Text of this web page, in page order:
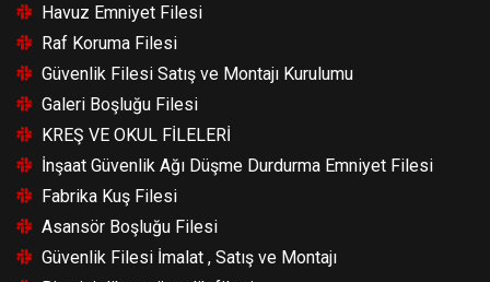
Havuz Emniyet Filesi
Raf Koruma Filesi
Güvenlik Filesi Satış ve Montajı Kurulumu
Galeri Boşluğu Filesi
KREŞ VE OKUL FİLELERİ
İnşaat Güvenlik Ağı Düşme Durdurma Emniyet Filesi
Fabrika Kuş Filesi
Asansör Boşluğu Filesi
Güvenlik Filesi İmalat , Satış ve Montajı